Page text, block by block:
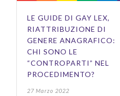
LE GUIDE DI GAY LEX,
RIATTRIBUZIONE DI
GENERE ANAGRAFICO:
CHI SONO LE
“CONTROPARTI” NEL
PROCEDIMENTO?
27 Marzo 2022